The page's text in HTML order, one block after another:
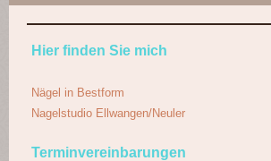
Hier finden Sie mich
Nägel in Bestform
Nagelstudio Ellwangen/Neuler
Terminvereinbarungen